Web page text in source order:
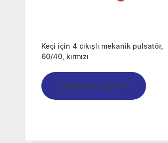
Keçi için 4 çıkışlı mekanik pulsatör,
60/40, kırmızı
Devamını oku